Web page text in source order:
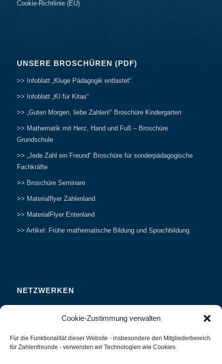
Cookie-Zustimmung verwalten
Für die Funktionalität dieser Website - insbesondere den Mitgliederbereich
für Zahlenfreunde - verwenden wir Technologien wie Cookies.
Cookie-Richtlinie (EU)
UNSERE BROSCHÜREN (PDF)
>> Infoblatt „Kluge Pädagogik entlastet“
>> Infoblatt „KI für Kitas“
>> „Guten Morgen, liebe Zahlen!“ Broschüre Kindergarten
>> Mathematik mit Herz, Hand und Fuß – Broschüre
Grundschule
>> „Jede Zahl ein Freund“ Broschüre für sonderpädagogische
Fachkräfte
>> Broschüre Seminare
>> Materialflyer Zahlenland
>> MaterialFlyer Entenland
>> Artikel: Frühe mathematische Bildung und Sprachbildung
NETZWERKEN
Studieren